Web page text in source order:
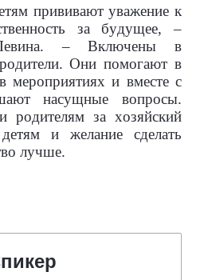
прививают уважение к
за будущее, –
– Включены в
Они помогают в
мероприятиях и вместе с
насущные вопросы.
родителям за хозяйский
и желание сделать
лучше.